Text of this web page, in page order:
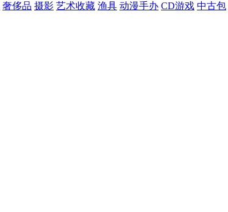
奢侈品 摄影 艺术收藏 渔具 动漫手办 CD游戏 中古包